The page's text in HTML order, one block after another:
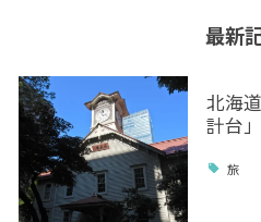
最新
北海
計台
旅